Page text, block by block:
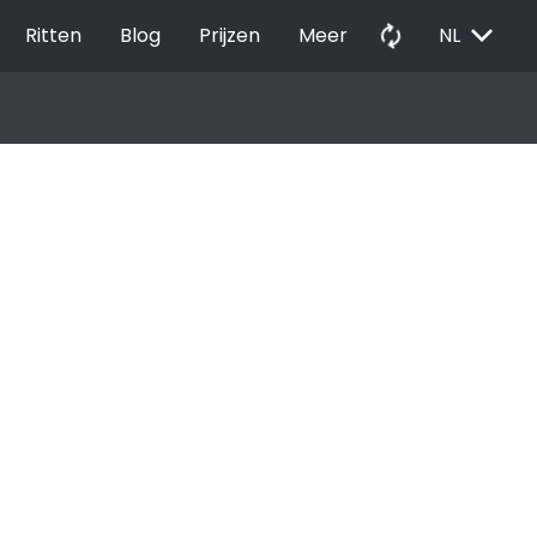
Ritten Blog Prijzen Meer autorenew NL EXPAND_MORE